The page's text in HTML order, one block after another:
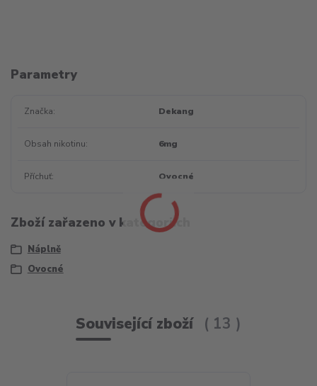
Parametry
Značka Dekang
Obsah nikotinu 6mg
Příchuť Ovocné
Zboží zařazeno v kategoriích
Náplně
Ovocné
Související zboží 13